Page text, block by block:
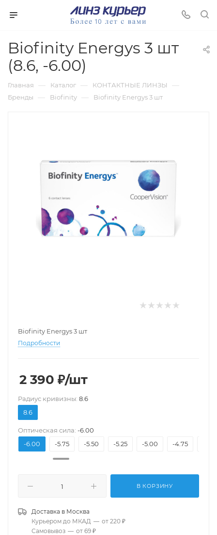
Biofinity Energys 3 шт
(8.6, -6.00)
Главная — Каталог — КОНТАКТНЫЕ ЛИНЗЫ —
Бренды — Biofinity — Biofinity Energys 3 шт
Biofinity Energys 3 шт
Подробности
2 390 ₽/шт
Pадиус кривизны: 8.6
8.6
Оптическая сила: -6.00
-6.00 -5.75 -5.50 -5.25 -5.00 -4.75
В КОРЗИНУ
Доставка в Москва
Курьером до МКАД — от 220 ₽
Самовывоз — от 69 ₽